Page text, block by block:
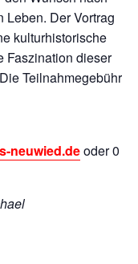
Leben. Der Vortrag
kulturhistorische
Faszination dieser
Teilnahmegebühr
neuwied.deoder 0